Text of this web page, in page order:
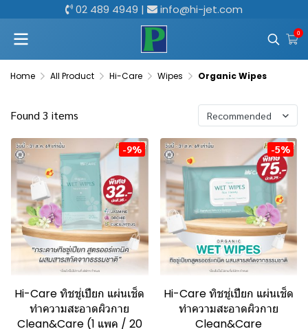
02 489 4949 | info@hi-jet.com
0
Home All Product Hi-Care Wipes Organic Wipes
Found 3 items Recommended
-9%
Hi-Care ทิชชู่เปียก แผ่นเช็ด
ทำความสะอาดผิวกาย
Clean&Care (1 แพค / 20
-5%
Hi-Care ทิชชู่เปียก แผ่นเช็ด
ทำความสะอาดผิวกาย
Clean&Care